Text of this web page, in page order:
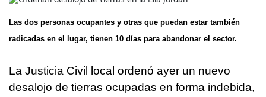
Las dos personas ocupantes y otras que puedan estar también
radicadas en el lugar, tienen 10 días para abandonar el sector.
La Justicia Civil local ordenó ayer un nuevo
desalojo de tierras ocupadas en forma indebida,